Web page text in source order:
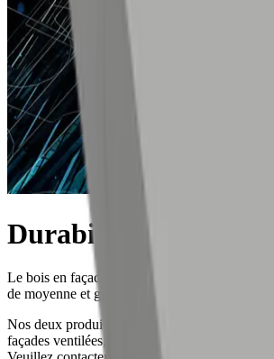
Durabilité
Le bois en façade gagne en popularité, même
de moyenne et grande hauteur.
Nos deux produits peuvent être utilisés dans
façades ventilées, y compris les constructions à